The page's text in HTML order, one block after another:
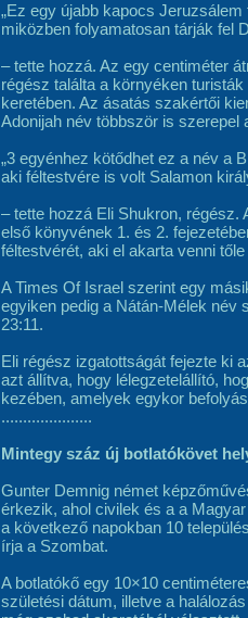
„Ez egy újabb kapocs
miközben folyamatosan tárják fel
– tette hozzá. Az egy centiméter
régész találta a környéken
keretében. Az ásatás szakértői
Adonijah név többször is szerepel
„3 egyénhez kötődhet ez a név a
aki féltestvére is volt Salamon
– tette hozzá Eli Shukron,
első könyvének 1. és 2.
féltestvérét, aki el akarta venni
A Times Of Israel szerint egy
egyiken pedig a Nátán-Mélek név
23:11.
Eli régész izgatottságát fejezte ki
azt állítva, hogy lélegzetelállító,
kezében, amelyek egykor
.....................
Mintegy száz új botlatókövet
Gunter Demnig német
érkezik, ahol civilek és a a
a következő napokban 10
írja a Szombat.
A botlatókő egy 10×10
születési dátum, illetve a